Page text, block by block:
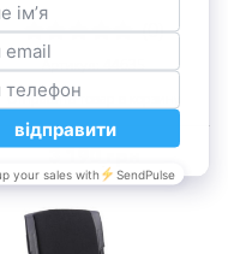
(0)
Артикул: 44635
Отправить товар в корзину
3 190 грн